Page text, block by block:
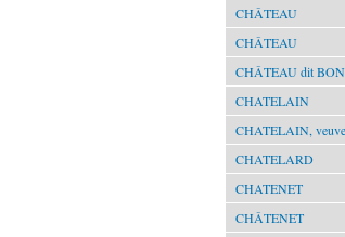
CHÂTEAU
CHÂTEAU
CHÂTEAU dit
CHATELAIN
CHATELAIN,
CHATELARD
CHATENET
CHÂTENET